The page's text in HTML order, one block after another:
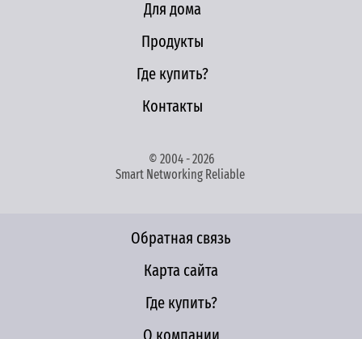
Для дома
Продукты
Где купить?
Контакты
© 2004 - 2026
Smart Networking Reliable
Обратная связь
Карта сайта
Где купить?
О компании